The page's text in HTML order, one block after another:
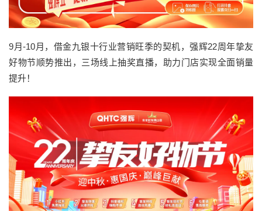
9月-10月，借金九银十行业营销旺季的契机，强辉22周年挚友
好物节顺势推出，三场线上抽奖直播，助力门店实现全面销量
提升！